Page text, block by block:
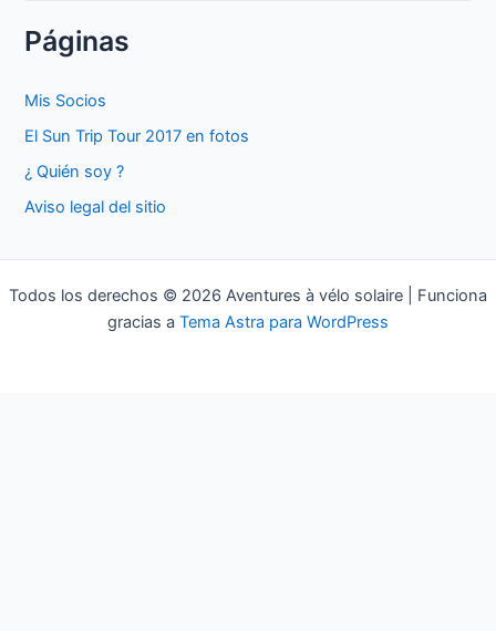
c
o
r
Páginas
Mis Socios
El Sun Trip Tour 2017 en fotos
¿ Quién soy ?
Aviso legal del sitio
Todos los derechos © 2026 Aventures à vélo solaire | Funciona
gracias a Tema Astra para WordPress